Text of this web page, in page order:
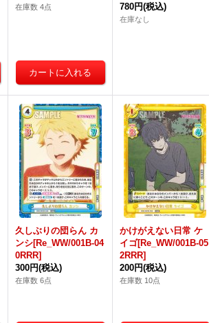
在庫数 4点
780円(税込)
在庫なし
久しぶりの団らん カ
ンシ[Re_WW/001B-04
0RRR]
300円(税込)
在庫数 6点
かけがえない日常 ケ
イゴ[Re_WW/001B-05
2RRR]
200円(税込)
在庫数 10点